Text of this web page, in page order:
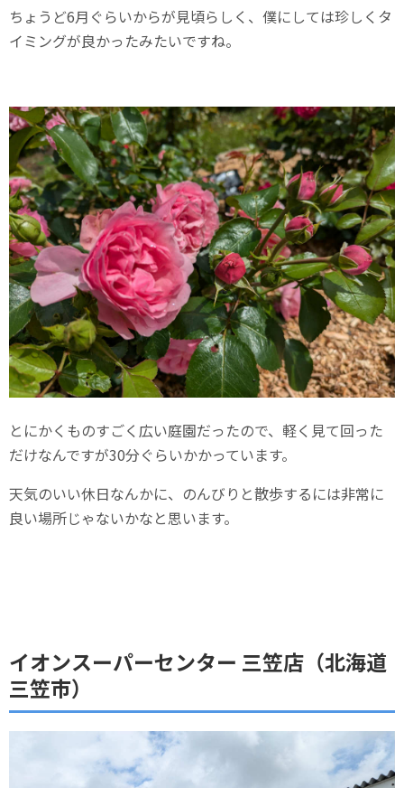
ちょうど6月ぐらいからが見頃らしく、僕にしては珍しくタ
イミングが良かったみたいですね。
とにかくものすごく広い庭園だったので、軽く見て回った
だけなんですが30分ぐらいかかっています。
天気のいい休日なんかに、のんびりと散歩するには非常に
良い場所じゃないかなと思います。
イオンスーパーセンター 三笠店（北海道
三笠市）